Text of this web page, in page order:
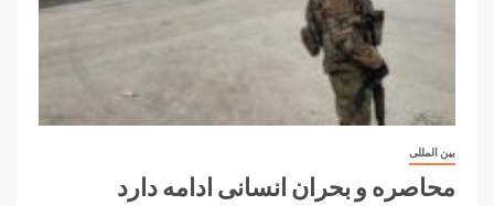
بین المللی
محاصره و بحران انسانی ادامه دارد